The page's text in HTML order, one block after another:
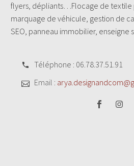
flyers, dépliants…Flocage de textile
marquage de véhicule, gestion de
SEO, panneau immobilier, enseigne
Téléphone : 06.78.37.51.91
Email :